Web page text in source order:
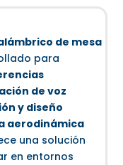
de mesa
para
de voz
y diseño
aerodinámica
una solución
en entornos